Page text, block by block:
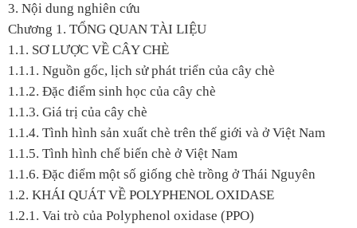
3. Nội dung nghiên cứu
Chương 1. TỔNG QUAN TÀI LIỆU
1.1. SƠ LƯỢC VỀ CÂY CHÈ
1.1.1. Nguồn gốc, lịch sử phát triển của cây chè
1.1.2. Đặc điểm sinh học của cây chè
1.1.3. Giá trị của cây chè
1.1.4. Tình hình sản xuất chè trên thế giới và ở Việt Nam
1.1.5. Tình hình chế biến chè ở Việt Nam
1.1.6. Đặc điểm một số giống chè trồng ở Thái Nguyên
1.2. KHÁI QUÁT VỀ POLYPHENOL OXIDASE
1.2.1. Vai trò của Polyphenol oxidase (PPO)